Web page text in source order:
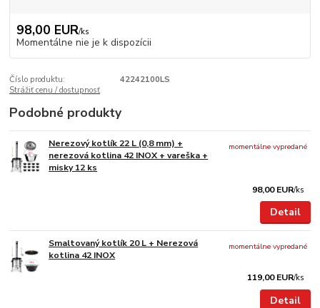
98,00 EUR/ks
Momentálne nie je k dispozícii
Číslo produktu:
42242100LS
Strážiť cenu / dostupnosť
Podobné produkty
Nerezový kotlík 22 L (0,8 mm) +
nerezová kotlina 42 INOX + vareška +
misky 12 ks
98,00 EUR/ks
momentálne vypredané
Detail
Smaltovaný kotlík 20 L + Nerezová
kotlina 42 INOX
119,00 EUR/ks
momentálne vypredané
Detail